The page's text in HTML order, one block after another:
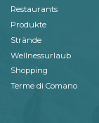
Restaurants
Produkte
Strände
Wellnessurlaub
Shopping
Terme di Comano